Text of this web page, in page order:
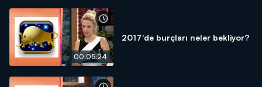
00:05:24
2017'de burçları neler bekliyor?